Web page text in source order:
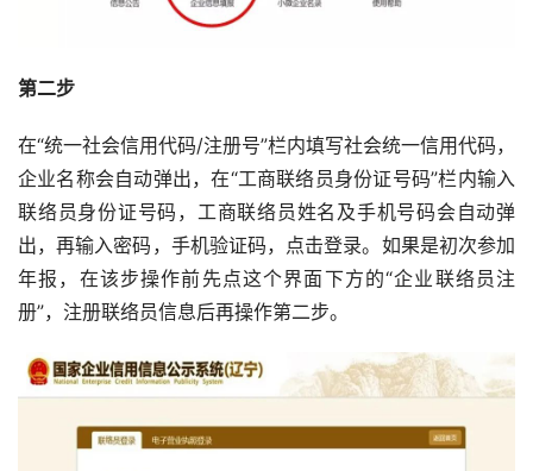
第二步
在“统一社会信用代码/注册号”栏内填写社会统一信用代码，
企业名称会自动弹出，在“工商联络员身份证号码”栏内输入
联络员身份证号码，工商联络员姓名及手机号码会自动弹
出，再输入密码，手机验证码，点击登录。如果是初次参加
年报，在该步操作前先点这个界面下方的“企业联络员注
册”，注册联络员信息后再操作第二步。